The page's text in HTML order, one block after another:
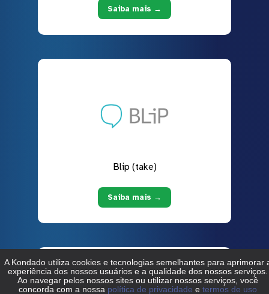
Saiba mais →
Blip (take)
Saiba mais →